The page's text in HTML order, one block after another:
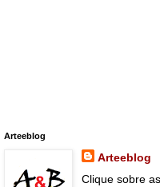
Arteeblog
Arteeblog
Clique sobre